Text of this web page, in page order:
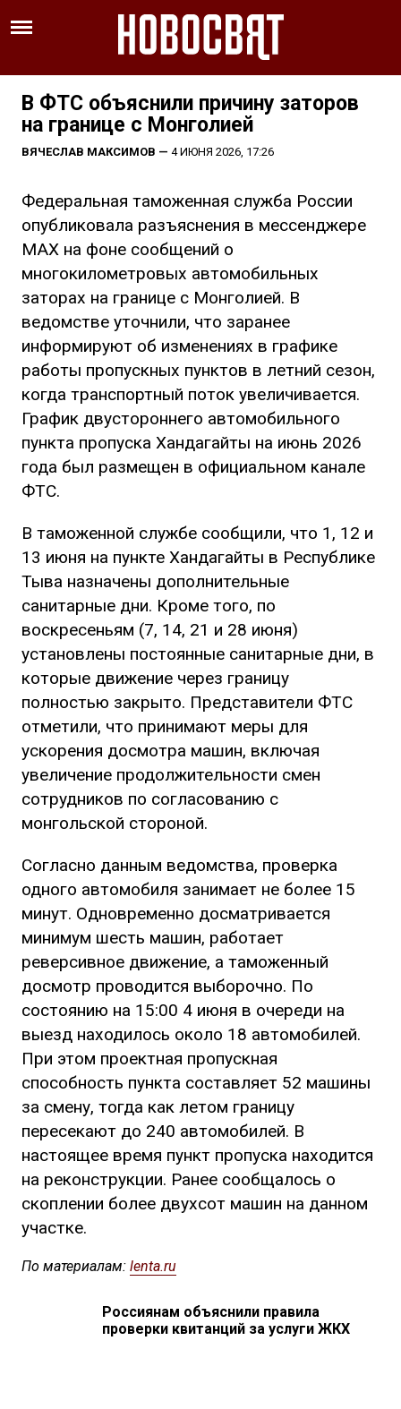
В ФТС объяснили причину заторов
на границе с Монголией
ВЯЧЕСЛАВ МАКСИМОВ — 4 ИЮНЯ 2026, 17:26
Федеральная таможенная служба России
опубликовала разъяснения в мессенджере
MAX на фоне сообщений о
многокилометровых автомобильных
заторах на границе с Монголией. В
ведомстве уточнили, что заранее
информируют об изменениях в графике
работы пропускных пунктов в летний сезон,
когда транспортный поток увеличивается.
График двустороннего автомобильного
пункта пропуска Хандагайты на июнь 2026
года был размещен в официальном канале
ФТС.
В таможенной службе сообщили, что 1, 12 и
13 июня на пункте Хандагайты в Республике
Тыва назначены дополнительные
санитарные дни. Кроме того, по
воскресеньям (7, 14, 21 и 28 июня)
установлены постоянные санитарные дни, в
которые движение через границу
полностью закрыто. Представители ФТС
отметили, что принимают меры для
ускорения досмотра машин, включая
увеличение продолжительности смен
сотрудников по согласованию с
монгольской стороной.
Согласно данным ведомства, проверка
одного автомобиля занимает не более 15
минут. Одновременно досматривается
минимум шесть машин, работает
реверсивное движение, а таможенный
досмотр проводится выборочно. По
состоянию на 15:00 4 июня в очереди на
выезд находилось около 18 автомобилей.
При этом проектная пропускная
способность пункта составляет 52 машины
за смену, тогда как летом границу
пересекают до 240 автомобилей. В
настоящее время пункт пропуска находится
на реконструкции. Ранее сообщалось о
скоплении более двухсот машин на данном
участке.
По материалам: lenta.ru
Россиянам объяснили правила
проверки квитанций за услуги ЖКХ